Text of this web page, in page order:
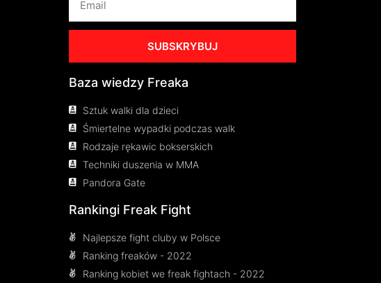
SUBSKRYBUJ
Baza wiedzy Freaka
Sztuk walki dla dzieci
Śmiertelne wypadki podczas walk
Rodzaje rękawic bokserskich
Techniki duszenia w MMA
Pandora Gate
Rankingi Freak Fight
Najlepsze fight cluby w Polsce
Ranking freaków - 2022
Ranking kobiet we freak fightach - 2022